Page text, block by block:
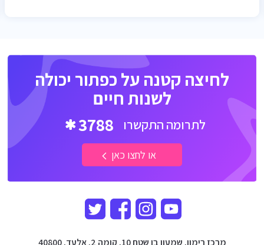
לחיצה קטנה על כפתור יכולה
לשנות חיים
לתרומה התקשרו 3788
או לחצו כאן
מרכז רימון, שמעון בן שטח 10, קומה 2, אלעד, 40800